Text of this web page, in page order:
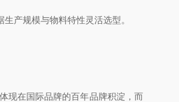
产规模与物料特性灵活选型。
现在国际品牌的百年品牌积淀，而